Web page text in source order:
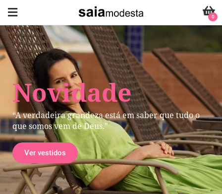
Novidade
“A verdadeira grandeza está em saber que tudo o
que somos vem de Deus."
Ver vestidos
0